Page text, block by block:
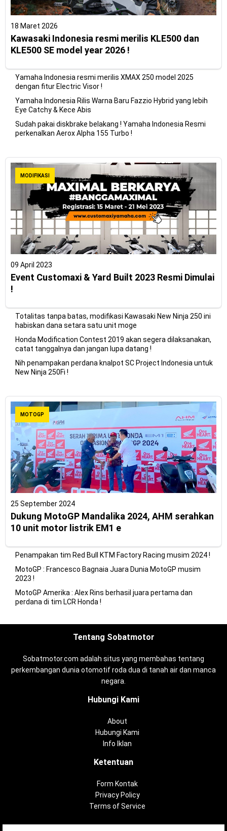
18 Maret 2026
Kawasaki Indonesia resmi merilis KLE500 dan
KLE500 SE model year 2026 !
Yamaha Indonesia resmi merilis XMAX 250 model 2025
dengan fitur Electric Visor !
Yamaha Indonesia Rilis Warna Baru Fazzio Hybrid yang lebih
Eye Catchy & Kece Abis
Sudah pakai diskbrake belakang ! Yamaha Indonesia Resmi
perkenalkan Aerox Alpha 155 Turbo !
MODIFIKASI
09 April 2023
Event Customaxi & Yard Built 2023 Resmi Dimulai
!
Totalitas tanpa batas, modifikasi Kawasaki New Ninja 250 ini
habiskan dana setara satu unit moge
Honda Modification Contest 2019 akan segera dilaksanakan,
catat tanggalnya dan jangan lupa datang !
Nih penampakan perdana knalpot SC Project Indonesia untuk
New Ninja 250Fi !
MOTOGP
25 September 2024
Dukung MotoGP Mandalika 2024, AHM serahkan
10 unit motor listrik EM1 e
Penampakan tim Red Bull KTM Factory Racing musim 2024 !
MotoGP : Francesco Bagnaia Juara Dunia MotoGP musim
2023 !
MotoGP Amerika : Alex Rins berhasil juara pertama dan
perdana di tim LCR Honda !
Tentang Sobatmotor
Sobatmotor.com adalah situs yang membahas tentang
perkembangan dunia otomotif roda dua di tanah air dan manca
negara.
Hubungi Kami
About
Hubungi Kami
Info Iklan
Ketentuan
Form Kontak
Privacy Policy
Terms of Service